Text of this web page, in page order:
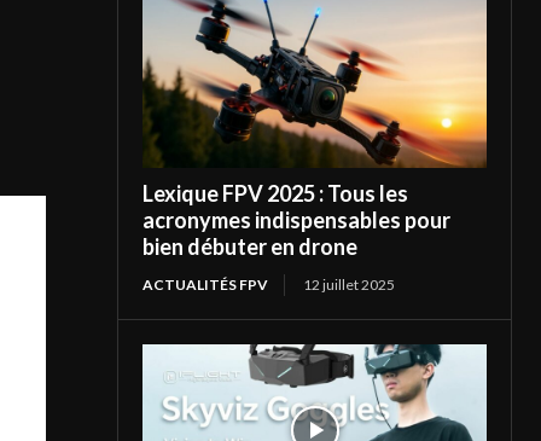
Lexique FPV 2025 : Tous les
acronymes indispensables pour
bien débuter en drone
ACTUALITÉS FPV 12 juillet 2025